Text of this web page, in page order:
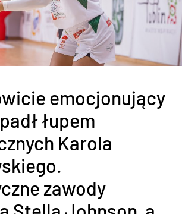
emocjonujący
łupem
Karola
zawody